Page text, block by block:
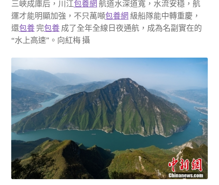
三峽成庫后，川江包養網 航道水深道寬，水流安穩，航
運才能明顯加強，不只萬噸包養網 級船隊能中轉重慶，
還包養完包養成了全年全線日夜通航，成為名副實在的
“水上高速”。向紅梅 攝